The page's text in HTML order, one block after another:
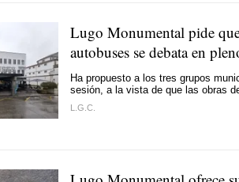
Lugo Monumental pide
autobuses se debata en
Ha propuesto a los tres grupos
sesión, a la vista de que las obras
L.G.C.